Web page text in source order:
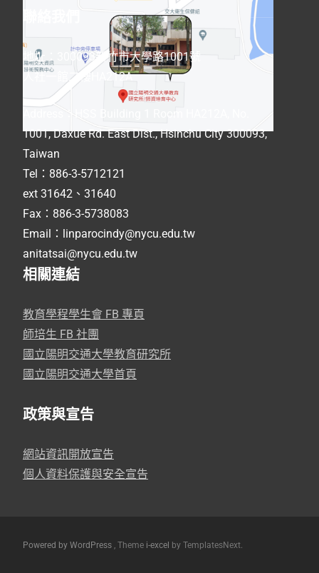
地址：300093新竹市大學路1001號
人社一館二樓HA212A
1001, Daxue Rd. East Dist., Hsinchu City 300093,
Taiwan
Tel：886-3-5712121
ext 31642、31640
Fax：886-3-5738083
Email：linparocindy@nycu.edu.tw
anitatsai@nycu.edu.tw
相關連結
教育學程學生會 FB 專頁
師培生 FB 社團
國立陽明交通大學教育研究所
國立陽明交通大學首頁
政策與宣告
網站資訊開放宣告
個人資料保護與安全宣告
Powered by WordPress , Theme i-excel by TemplatesNext.